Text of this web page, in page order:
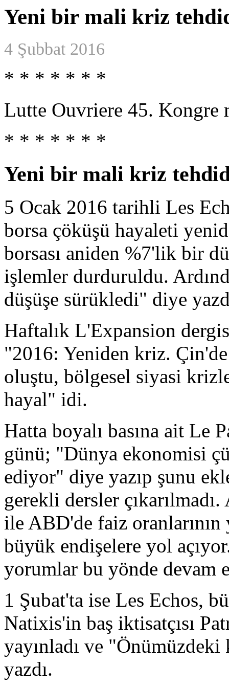
Yeni bir mali kriz
4 Şubbat 2016
* * * * * * *
Lutte Ouvriere 45. Kongre
* * * * * * *
Yeni bir mali kriz
5 Ocak 2016 tarihli Les
borsa çöküşü hayaleti
borsası aniden %7'lik bir
işlemler durduruldu.
düşüşe sürükledi" diye
Haftalık L'Expansion
"2016: Yeniden kriz.
oluştu, bölgesel siyasi
hayal" idi.
Hatta boyalı basına ait Le
günü; "Dünya ekonomisi
ediyor" diye yazıp şunu
gerekli dersler
ile ABD'de faiz
büyük endişelere yol
yorumlar bu yönde devam
1 Şubat'ta ise Les Echos,
Natixis'in baş iktisatçısı
yayınladı ve
yazdı.